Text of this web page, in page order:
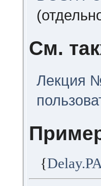
См.
Лекция
{